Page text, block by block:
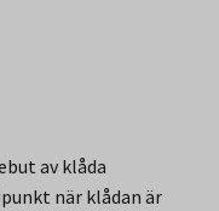
av klåda
när klådan är